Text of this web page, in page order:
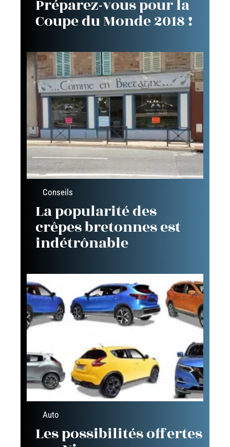
Préparez-vous pour la
Coupe du Monde 2018 !
Conseils
La popularité des
crêpes bretonnes est
indétrônable
Auto
Les possibilités offertes